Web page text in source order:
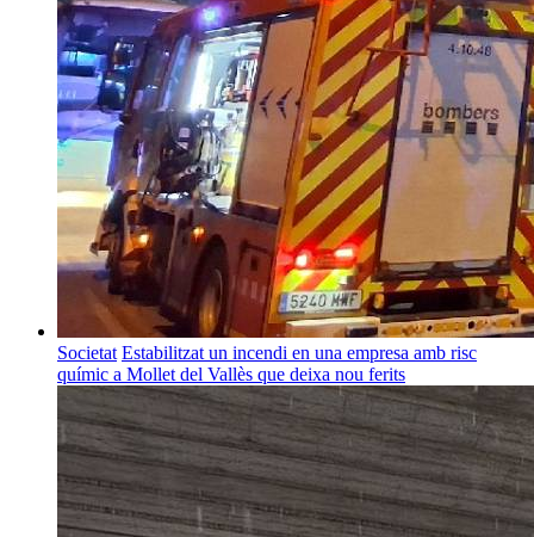
Societat Estabilitzat un incendi en una empresa amb risc
químic a Mollet del Vallès que deixa nou ferits